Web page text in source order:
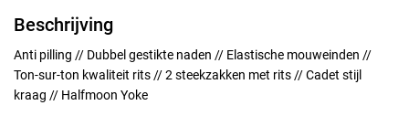
Beschrijving
Anti pilling // Dubbel gestikte naden // Elastische mouweinden //
Ton-sur-ton kwaliteit rits // 2 steekzakken met rits // Cadet stijl
kraag // Halfmoon Yoke